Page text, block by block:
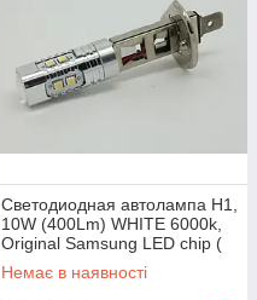
Светодиодная автолампа H1,
10W (400Lm) WHITE 6000k,
Original Samsung LED chip (
SMD2323) + Линза
Немає в наявності